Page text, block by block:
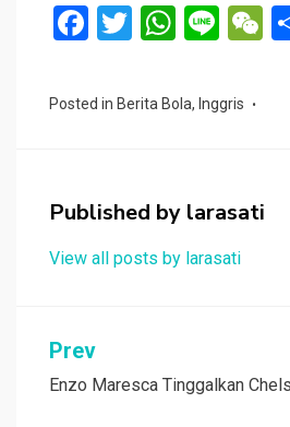
F
ce
o
k
T
tt
W
at
p
p
Li
e
Posted in Berita Bola, Inggris
Published by larasati
View all posts by larasati
Navigasi
pos
Prev
Enzo Maresca Tinggalkan